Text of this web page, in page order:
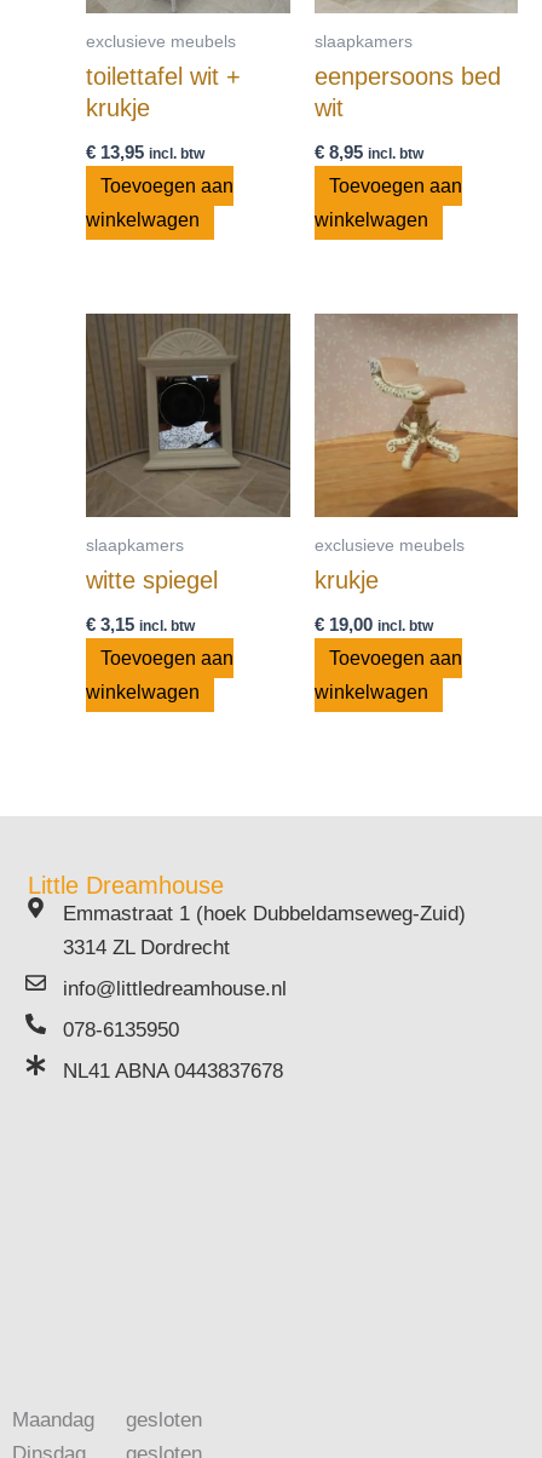
exclusieve meubels
toilettafel wit +
krukje
€ 13,95 incl. btw
Toevoegen aan
winkelwagen
slaapkamers
eenpersoons bed
wit
€8,95 incl. btw
Toevoegen aan
winkelwagen
slaapkamers
witte spiegel
€ 3,15 incl. btw
Toevoegen aan
winkelwagen
exclusieve meubels
krukje
€19,00 incl. btw
Toevoegen aan
winkelwagen
Little Dreamhouse
Emmastraat 1 (hoek Dubbeldamseweg-Zuid)
3314 ZL Dordrecht
info@littledreamhouse.nl
078-6135950
NL41 ABNA 0443837678
Maandag
gesloten